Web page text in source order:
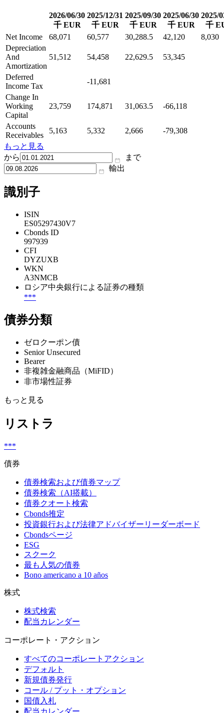
2026/06/30
千 EUR
2025/12/31
千 EUR
2025/09/30
千 EUR
2025/06/30
千 EUR
2025/
千
Net Income
68,071 60,577 30,288.5 42,120
8,030
Depreciation
And
Amortization
51,512 54,458 22,629.5 53,345
Deferred
Income Tax
-11,681
Change In
Working
Capital
23,759 174,871 31,063.5 -66,118
Accounts
Receivables
5,163 5,332 2,666
-79,308
もっと見る
から
まで
輸出
識別子
ISIN
ES05297430V7
Cbonds ID
997939
CFI
DYZUXB
WKN
A3NMCB
ロシア中央銀行による証券の種類
***
債券分類
ゼロクーポン債
Senior Unsecured
Bearer
非複雑金融商品（MiFID）
非市場性証券
もっと見る
リストラ
***
債券
債券検索および債券マップ
債券検索（AI搭載）
債券クオート検索
Cbonds推定
投資銀行および法律アドバイザーリーダーボード
Cbondsページ
ESG
スクーク
最も人気の債券
Bono americano a 10 años
株式
株式検索
配当カレンダー
コーポレート・アクション
すべてのコーポレートアクション
デフォルト
新規債券発行
コール / プット・オプション
国債入札